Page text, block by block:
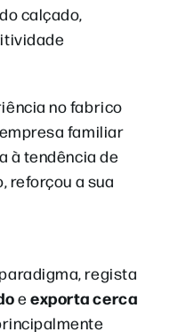
calçado,
no fabrico
familiar
à tendência de
reforçou a sua
regista
eexporta cerca